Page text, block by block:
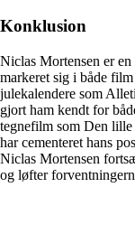
Konklusion
Niclas Mortensen er
markeret sig i både
julekalendere som
gjort ham kendt for
tegnefilm som Den
har cementeret hans
Niclas Mortensen
og løfter